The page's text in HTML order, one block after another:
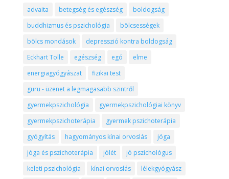
advaita betegség és egészség
boldogság
buddhizmus és pszichológia
bölcsességek
bölcs mondások
depresszió kontra boldogság
Eckhart Tolle
egészség egó
elme
energiagyógyászat
fizikai test
guru - üzenet a legmagasabb szintről
gyermekpszichológia
gyermekpszichológiai könyv
gyermekpszichoterápia
gyermek pszichoterápia
gyógyítás
hagyományos kínai orvoslás
jóga
jóga és pszichoterápia
jólét
jó pszichológus
keleti pszichológia
kínai orvoslás
lélekgyógyász